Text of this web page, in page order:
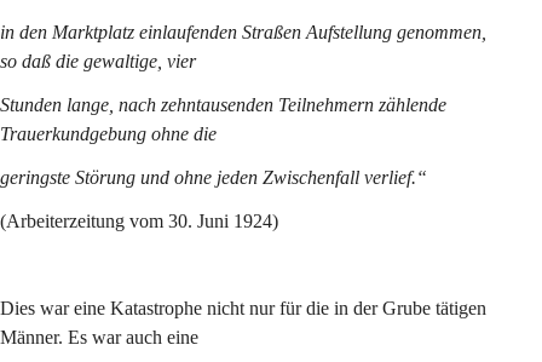
in den Marktplatz einlaufenden Straßen Aufstellung genommen,
so daß die gewaltige, vier
Stunden lange, nach zehntausenden Teilnehmern zählende
Trauerkundgebung ohne die
geringste Störung und ohne jeden Zwischenfall verlief.“
(Arbeiterzeitung vom 30. Juni 1924)
Dies war eine Katastrophe nicht nur für die in der Grube tätigen
Männer. Es war auch eine